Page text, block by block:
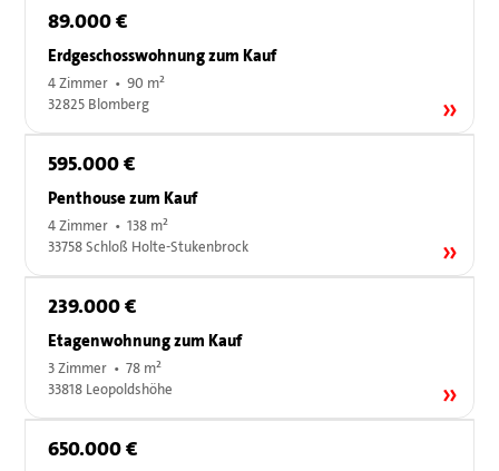
89.000 €
Erdgeschosswohnung zum Kauf
4 Zimmer • 90 m²
32825 Blomberg
595.000 €
Penthouse zum Kauf
4 Zimmer • 138 m²
33758 Schloß Holte-Stukenbrock
239.000 €
Etagenwohnung zum Kauf
3 Zimmer • 78 m²
33818 Leopoldshöhe
650.000 €